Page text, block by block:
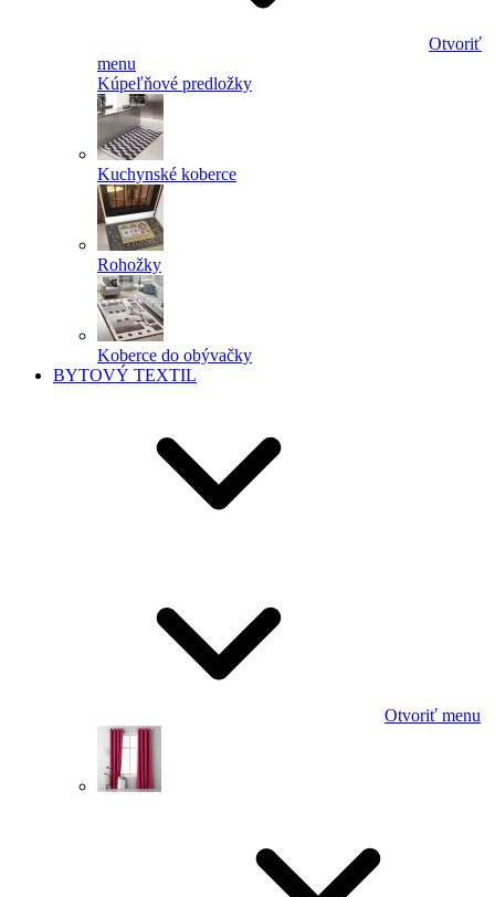
Otvoriť
menu
Kúpeľňové predložky
Kuchynské koberce
Rohožky
Koberce do obývačky
BYTOVÝ TEXTIL
Otvoriť menu